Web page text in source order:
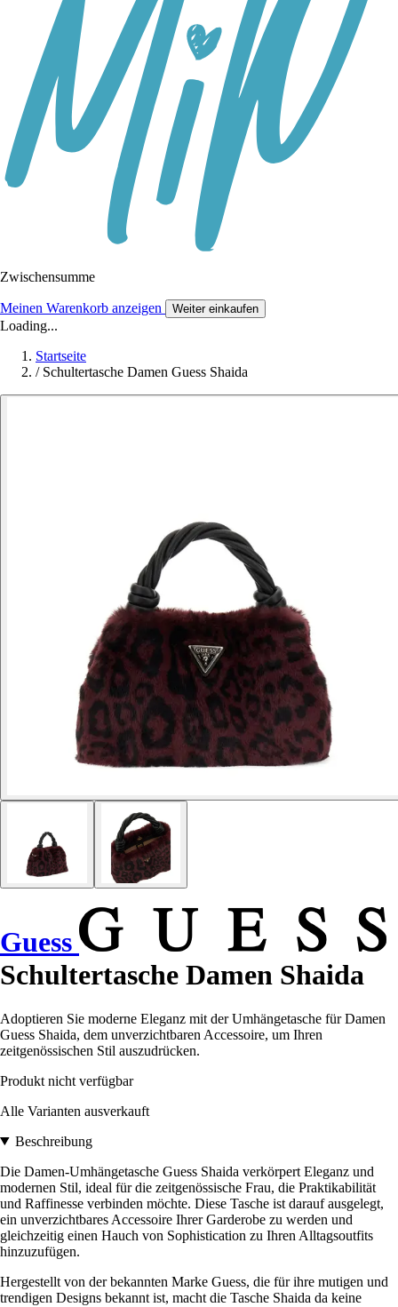
Zwischensumme
Meinen Warenkorb anzeigen Weiter einkaufen
Loading...
Startseite
/ Schultertasche Damen Guess Shaida
Guess
Schultertasche Damen Shaida
Adoptieren Sie moderne Eleganz mit der Umhängetasche für Damen
Guess Shaida, dem unverzichtbaren Accessoire, um Ihren
zeitgenössischen Stil auszudrücken.
Produkt nicht verfügbar
Alle Varianten ausverkauft
Beschreibung
Die Damen-Umhängetasche Guess Shaida verkörpert Eleganz und
modernen Stil, ideal für die zeitgenössische Frau, die Praktikabilität
und Raffinesse verbinden möchte. Diese Tasche ist darauf ausgelegt,
ein unverzichtbares Accessoire Ihrer Garderobe zu werden und
gleichzeitig einen Hauch von Sophistication zu Ihren Alltagsoutfits
hinzuzufügen.
Hergestellt von der bekannten Marke Guess, die für ihre mutigen und
trendigen Designs bekannt ist, macht die Tasche Shaida da keine